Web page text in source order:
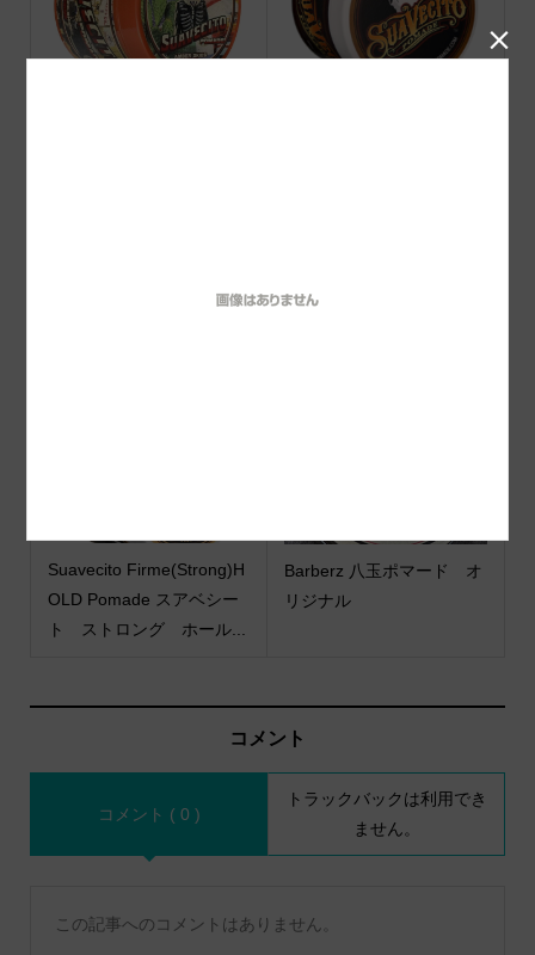
Suavecito Firme(Strong)H
OLD Pomade スアベシー
ト ストロング ホール...
Barberz 八玉ポマード オ
リジナル
コメント
コメント ( 0 )
トラックバックは利用でき
ません。
この記事へのコメントはありません。
